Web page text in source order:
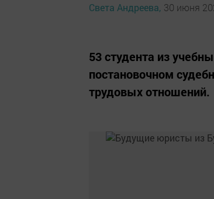
Света Андреева, 30 июня
53 студента из
постановочном
трудовых отношений.